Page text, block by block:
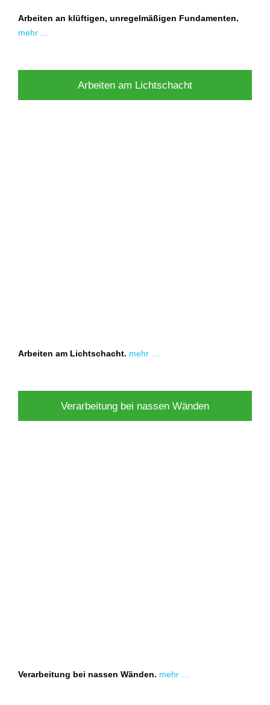
Arbeiten an klüftigen, unregelmäßigen Fundamenten.
mehr …
Arbeiten am Lichtschacht
Arbeiten am Lichtschacht. mehr …
Verarbeitung bei nassen Wänden
Verarbeitung bei nassen Wänden. mehr …